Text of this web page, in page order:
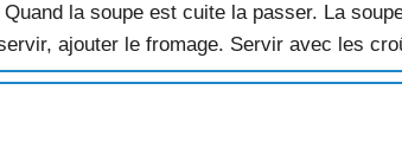
la soupe est cuite la passer. La
ajouter le fromage. Servir avec les